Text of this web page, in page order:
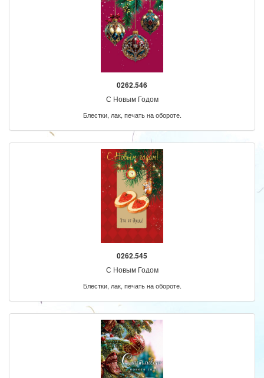
0262.546
С Новым Годом
Блестки, лак, печать на обороте.
0262.545
С Новым Годом
Блестки, лак, печать на обороте.